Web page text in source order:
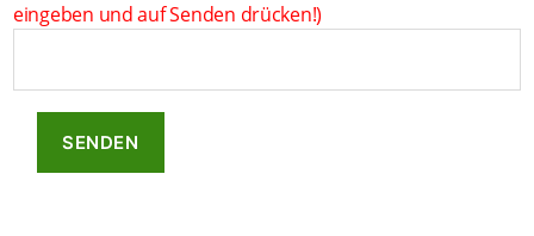
eingeben und auf Senden drücken!)